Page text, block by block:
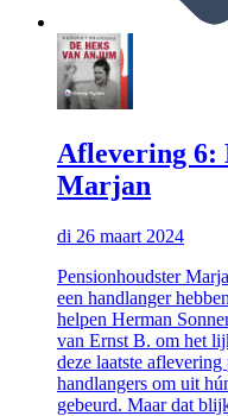
Aflevering 6:
Marjan
di 26 maart 2024
Pensionhoudster
een handlanger
helpen Herman
van Ernst B. om het
deze laatste
handlangers om uit
gebeurd. Maar dat